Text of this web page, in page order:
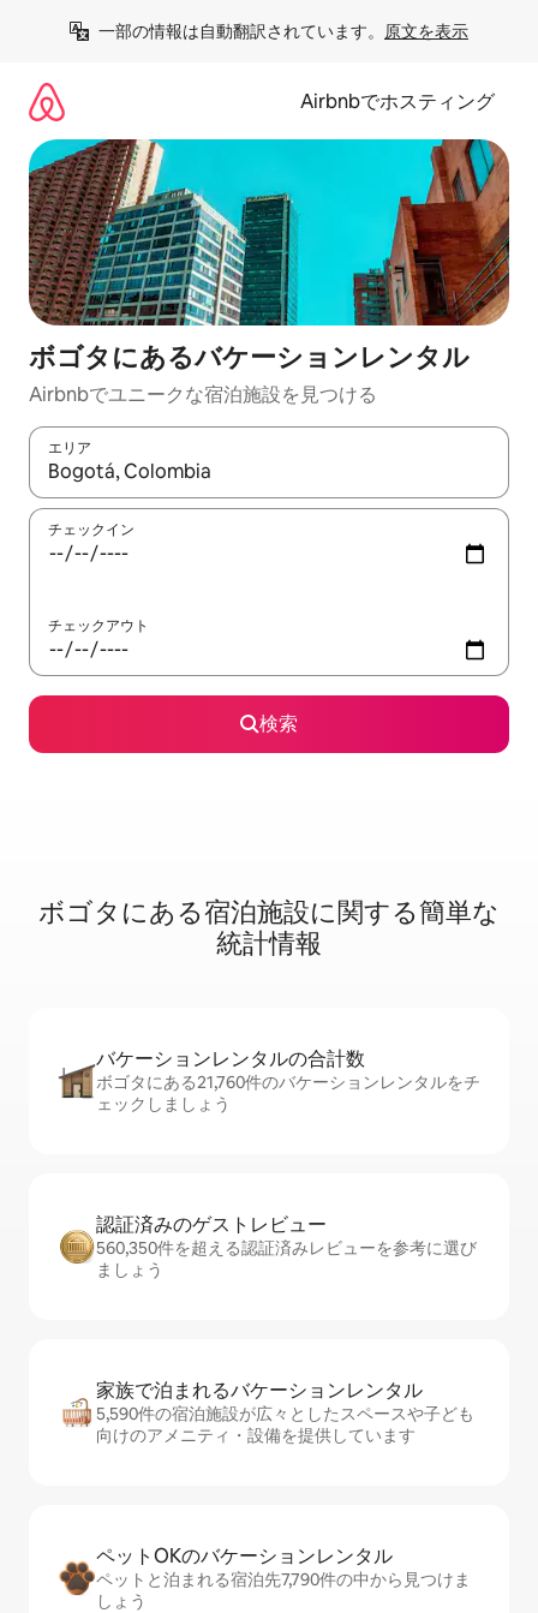
一部の情報は自動翻訳されています。 原文を表示
Airbnbでホスティング
ボゴタにあるバケーションレンタル
Airbnbでユニークな宿泊施設を見つける
エリア
検索結果が表示されたら、上下の矢印キーを使って移動するか
チェックイン
チェックアウト
検索
ボゴタに⁠あ⁠る宿⁠泊⁠施⁠設⁠に関⁠す⁠る簡⁠単⁠な
統⁠計⁠情⁠報
バケーションレ⁠ン⁠タ⁠ル⁠の合⁠計⁠数
ボゴタにある21,760件のバケーションレンタルをチ
ェックしましょう
認証済みのゲ⁠ス⁠ト⁠レ⁠ビ⁠ュ⁠ー
560,350件を超える認証済みレビューを参考に選び
ましょう
家族で泊まれるバ⁠ケ⁠ー⁠シ⁠ョ⁠ンレ⁠ン⁠タ⁠ル
5,590件の宿泊施設が広々としたスペースや子ども
向けのアメニティ・設備を提供しています
ペットOKのバ⁠ケ⁠ー⁠シ⁠ョ⁠ンレ⁠ン⁠タ⁠ル
ペットと泊まれる宿泊先7,790件の中から見つけま
しょう